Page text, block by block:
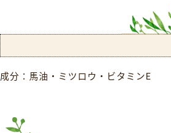
成分：馬油・ミツロウ・ビタミンE